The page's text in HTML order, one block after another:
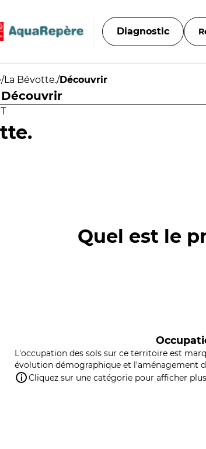
Diagnostic
/La Bévotte./Découvrir
Découvrir
Quel est le
L'occupation des sols sur ce territoire est
évolution démographique et l'aménagement
Cliquez sur une catégorie pour afficher